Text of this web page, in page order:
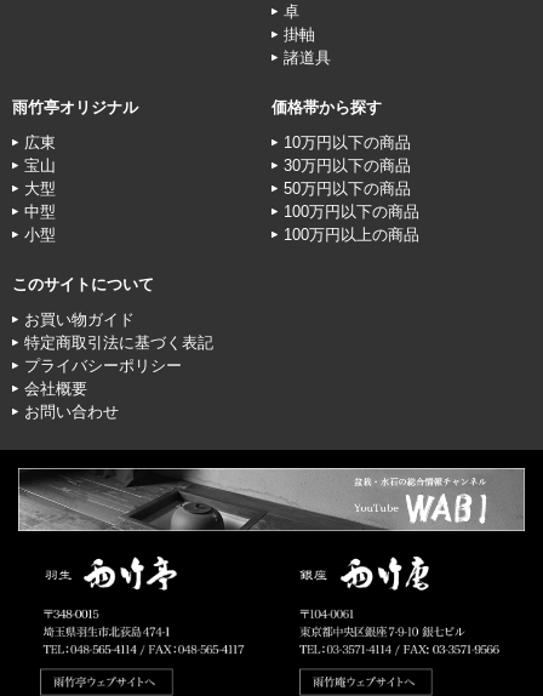
卓
掛軸
諸道具
雨竹亭オリジナル
広東
宝山
大型
中型
小型
価格帯から探す
10万円以下の商品
30万円以下の商品
50万円以下の商品
100万円以下の商品
100万円以上の商品
このサイトについて
お買い物ガイド
特定商取引法に基づく表記
プライバシーポリシー
会社概要
お問い合わせ